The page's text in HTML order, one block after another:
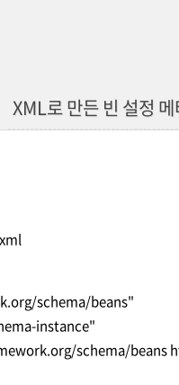
XML로 만든 빈 설정
schema/beans"
instance"
schema/